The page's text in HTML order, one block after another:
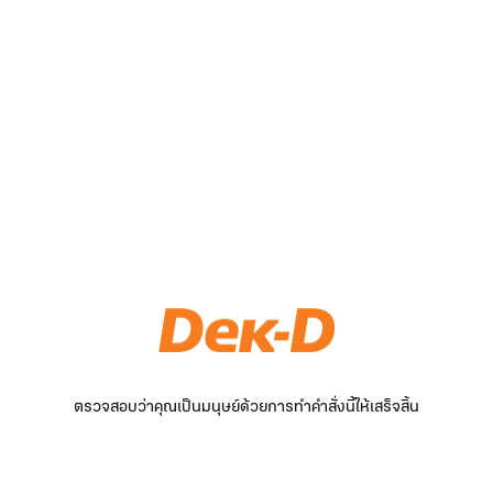
ตรวจสอบว่าคุณเป็นมนุษย์ด้วยการทำคำสั่งนี้ให้เสร็จสิ้น